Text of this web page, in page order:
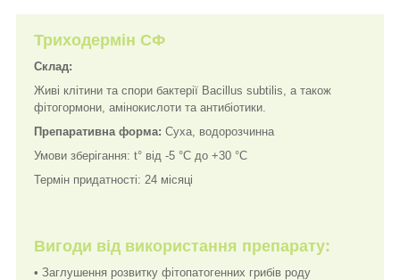
Триходермін СФ
Склад:
Живі клітини та спори бактерії Bacillus subtilis, а також
фітогормони, амінокислоти та антибіотики.
Препаративна форма: Суха, водорозчинна
Умови зберігання: t° від -5 °C до +30 °C
Термін придатності: 24 місяці
Вигоди від використання препарату:
• Заглушення розвитку фітопатогенних грибів роду